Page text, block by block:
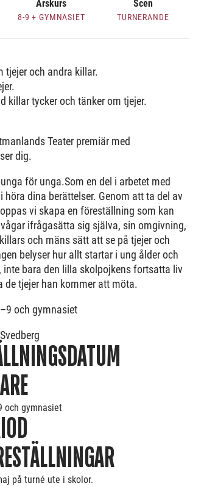
Årskurs
8-9 + GYMNASIET
Scen
TURNERANDE
tjejer och andra killar.
killar tycker och tänker om tjejer.
Teater premiär med
dig.
för unga.Som en del i arbetet med
dina berättelser. Genom att ta del av
vi skapa en föreställning som kan
ifrågasätta sig själva, sin omgivning,
och mäns sätt att se på tjejer och
belyser hur allt startar i ung ålder och
inte bara den lilla skolpojkens fortsatta liv
tjejer han kommer att möta.
och gymnasiet
och gymnasiet
på turné ute i skolor.